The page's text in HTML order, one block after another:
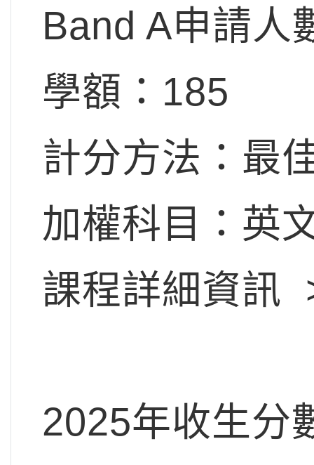
Band A申請人
學額：185
計分方法：最
加權科目：英
課程詳細資訊
2025年收生分